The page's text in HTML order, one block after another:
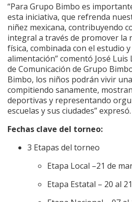
“Para Grupo Bimbo es
esta iniciativa, que refrenda
niñez mexicana, contribuyendo
integral a través de promover la
física, combinada con el estudio
alimentación” comentó José
de Comunicación de Grupo
Bimbo, los niños podrán vivir
compitiendo sanamente,
deportivas y representando
escuelas y sus ciudades” expresó.
Fechas clave del torneo:
3 Etapas del torneo
Etapa Local –21 de
Etapa Estatal – 20 al